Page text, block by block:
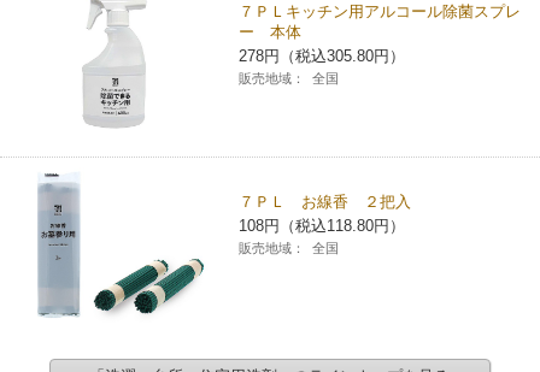
７ＰＬキッチン用アルコール除菌スプレ
ー 本体
278円（税込305.80円）
販売地域： 全国
７ＰＬ お線香 ２把入
108円（税込118.80円）
販売地域： 全国